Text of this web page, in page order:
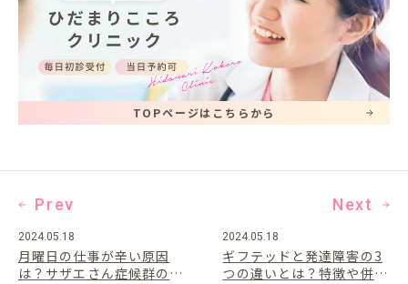
TOPページはこちらから
Prev
2024.05.18
月曜日の仕事が辛い原因
は？サザエさん症候群の症
Next
2024.05.18
ギフテッドと発達障害の3
つの違いとは？特徴や併存